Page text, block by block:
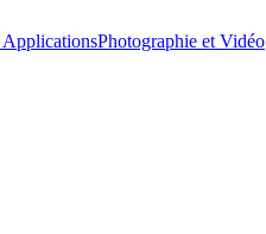
ApplicationsPhotographie et Vidéo